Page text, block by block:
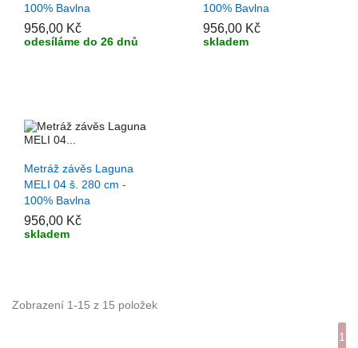
100% Bavlna
956,00 Kč
odesíláme do 26 dnů
100% Bavlna
956,00 Kč
skladem
+ PŘIDAT DO KOŠÍKU
Metráž závěs Laguna
MELI 04 š. 280 cm -
100% Bavlna
956,00 Kč
skladem
Zobrazení 1-15 z 15 položek
1